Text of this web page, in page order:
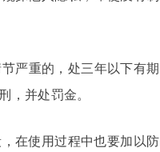
严重的，处三年以下有期
，并处罚金。
在使用过程中也要加以防